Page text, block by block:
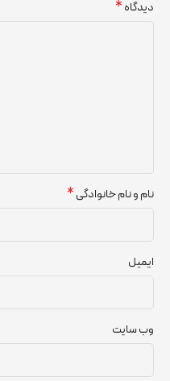
دیدگاه*
نام و نام خانوادگی*
ایمیل
وب‌ سایت